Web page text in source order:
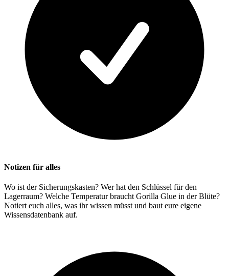
Notizen für alles
Wo ist der Sicherungskasten? Wer hat den Schlüssel für den
Lagerraum? Welche Temperatur braucht Gorilla Glue in der Blüte?
Notiert euch alles, was ihr wissen müsst und baut eure eigene
Wissensdatenbank auf.